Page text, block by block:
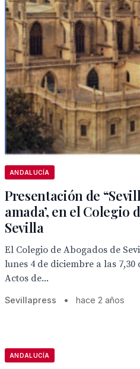
ANDALUCÍA
Presentación de
amada’, en el Colegio
Sevilla
El Colegio de Abogados de
lunes 4 de diciembre a las
Actos de...
Sevillapress • hace 2 años
ANDALUCÍA